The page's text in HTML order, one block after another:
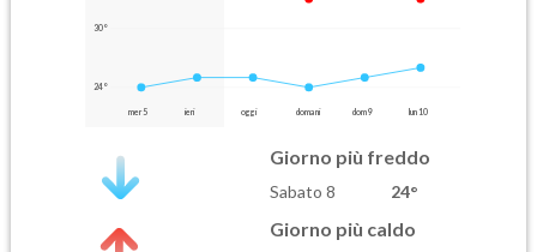
30°
24°
mer 5 ieri oggi domani dom 9 lun 10
Giorno più freddo
Sabato 8 24°
Giorno più caldo